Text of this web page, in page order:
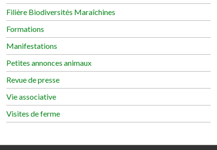
Filière Biodiversités Maraîchines
Formations
Manifestations
Petites annonces animaux
Revue de presse
Vie associative
Visites de ferme